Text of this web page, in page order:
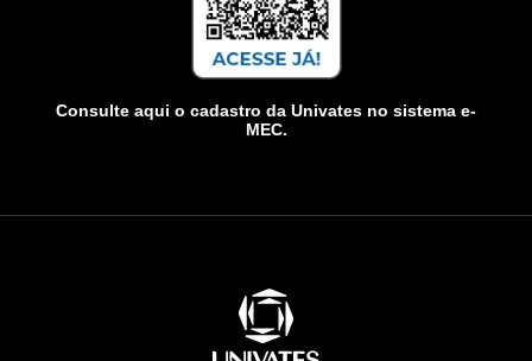
Consulte aqui o cadastro da Univates no sistema e-
MEC.